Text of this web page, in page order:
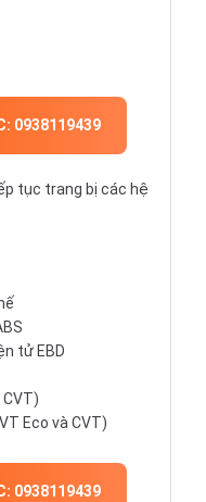
0938119439
tục trang bị các hệ
tử EBD
Eco và CVT)
0938119439